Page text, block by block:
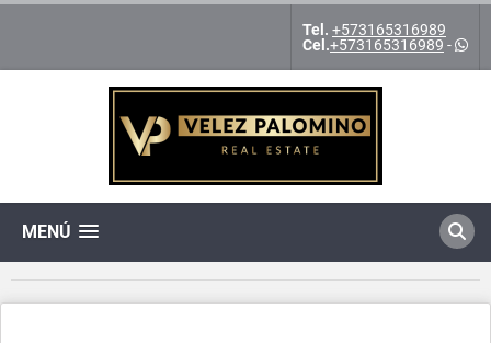
Tel. +573165316989
Cel.+573165316989 -
MENÚ